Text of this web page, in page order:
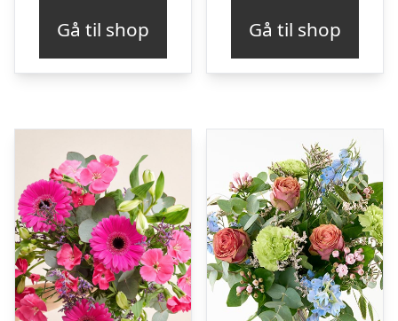
Gå til shop Gå til shop